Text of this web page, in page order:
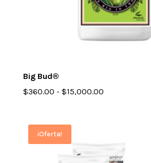
Big Bud®
$360.00 - $15,000.00Rango
$360.00
hasta
¡Oferta!